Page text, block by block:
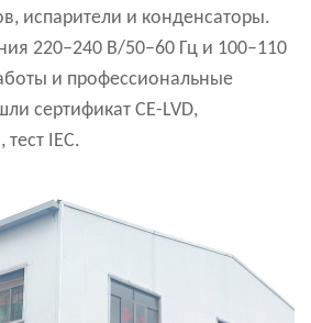
испарители и конденсаторы.
220–240 В/50–60 Гц и 100–110
и профессиональные
сертификат CE-LVD,
тест IEC.